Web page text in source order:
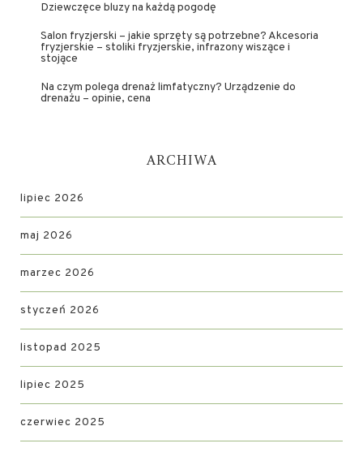
Dziewczęce bluzy na każdą pogodę
Salon fryzjerski – jakie sprzęty są potrzebne? Akcesoria
fryzjerskie – stoliki fryzjerskie, infrazony wiszące i
stojące
Na czym polega drenaż limfatyczny? Urządzenie do
drenażu – opinie, cena
ARCHIWA
lipiec 2026
maj 2026
marzec 2026
styczeń 2026
listopad 2025
lipiec 2025
czerwiec 2025